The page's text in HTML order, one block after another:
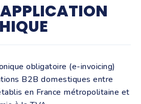
obligatoire (e-invoicing)
B2B domestiques entre
en France métropolitaine et